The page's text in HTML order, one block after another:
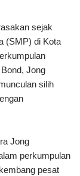
sejak
(SMP) di Kota
Jong
silih
Jong
perkumpulan
pesat